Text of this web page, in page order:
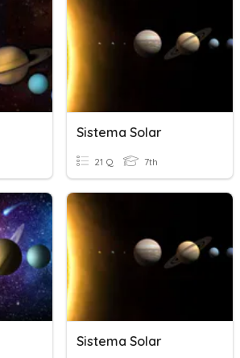
Sistema Solar
21 Q 7th
Sistema Solar